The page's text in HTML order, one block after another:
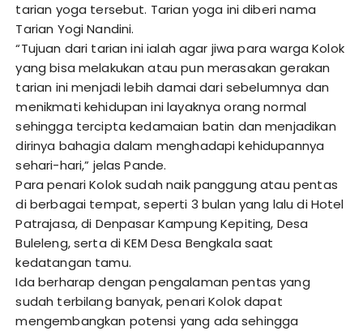
tarian yoga tersebut. Tarian yoga ini diberi nama
Tarian Yogi Nandini.
“Tujuan dari tarian ini ialah agar jiwa para warga Kolok
yang bisa melakukan atau pun merasakan gerakan
tarian ini menjadi lebih damai dari sebelumnya dan
menikmati kehidupan ini layaknya orang normal
sehingga tercipta kedamaian batin dan menjadikan
dirinya bahagia dalam menghadapi kehidupannya
sehari-hari,” jelas Pande.
Para penari Kolok sudah naik panggung atau pentas
di berbagai tempat, seperti 3 bulan yang lalu di Hotel
Patrajasa, di Denpasar Kampung Kepiting, Desa
Buleleng, serta di KEM Desa Bengkala saat
kedatangan tamu.
Ida berharap dengan pengalaman pentas yang
sudah terbilang banyak, penari Kolok dapat
mengembangkan potensi yang ada sehingga